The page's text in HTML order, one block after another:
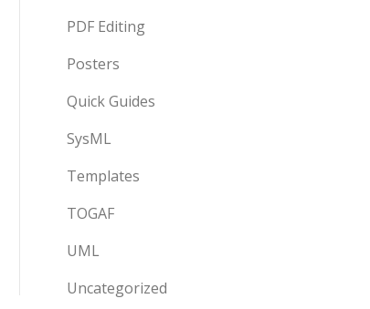
PDF Editing
Posters
Quick Guides
SysML
Templates
TOGAF
UML
Uncategorized